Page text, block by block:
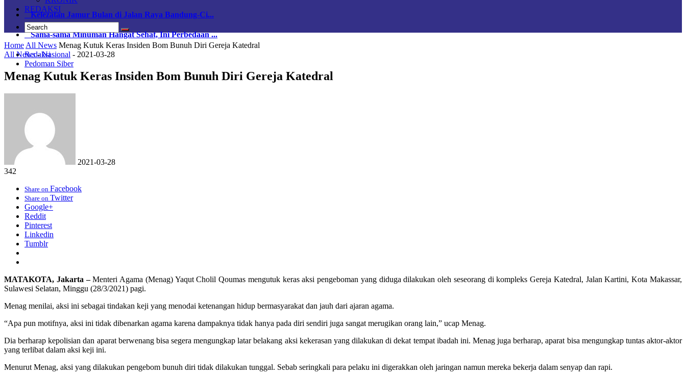
Kelezatan Jamur Bulan di Jalan Raya Bandung-Ci...
Sama-sama Minuman Hangat Sehat, Ini Perbedaan ...
Redaksi
Pedoman Siber
REDAKSI
Home All News Menag Kutuk Keras Insiden Bom Bunuh Diri Gereja Katedral
All News-Nasional - 2021-03-28
Menag Kutuk Keras Insiden Bom Bunuh Diri Gereja Katedral
2021-03-28
342
Share on Facebook
Share on Twitter
Google+
Reddit
Pinterest
Linkedin
Tumblr
MATAKOTA, Jakarta –Menteri Agama (Menag) Yaqut Cholil Qoumas mengutuk keras aksi pengeboman yang diduga dilakukan oleh seseorang di kompleks Gereja Katedral, Jalan Kartini, Kota Makassar,
Sulawesi Selatan, Minggu (28/3/2021) pagi.
Menag menilai, aksi ini sebagai tindakan keji yang menodai ketenangan hidup bermasyarakat dan jauh dari ajaran agama.
“Apa pun motifnya, aksi ini tidak dibenarkan agama karena dampaknya tidak hanya pada diri sendiri juga sangat merugikan orang lain,” ucap Menag.
Dia berharap kepolisian dan aparat berwenang bisa segera mengungkap latar belakang aksi kekerasan yang dilakukan di dekat tempat ibadah ini. Menag juga berharap, aparat bisa mengungkap tuntas aktor-aktor
yang terlibat dalam aksi keji ini.
Menurut Menag, aksi yang dilakukan pengebom bunuh diri tidak dilakukan tunggal. Sebab seringkali para pelaku ini digerakkan oleh jaringan namun mereka bekerja dalam senyap dan rapi.